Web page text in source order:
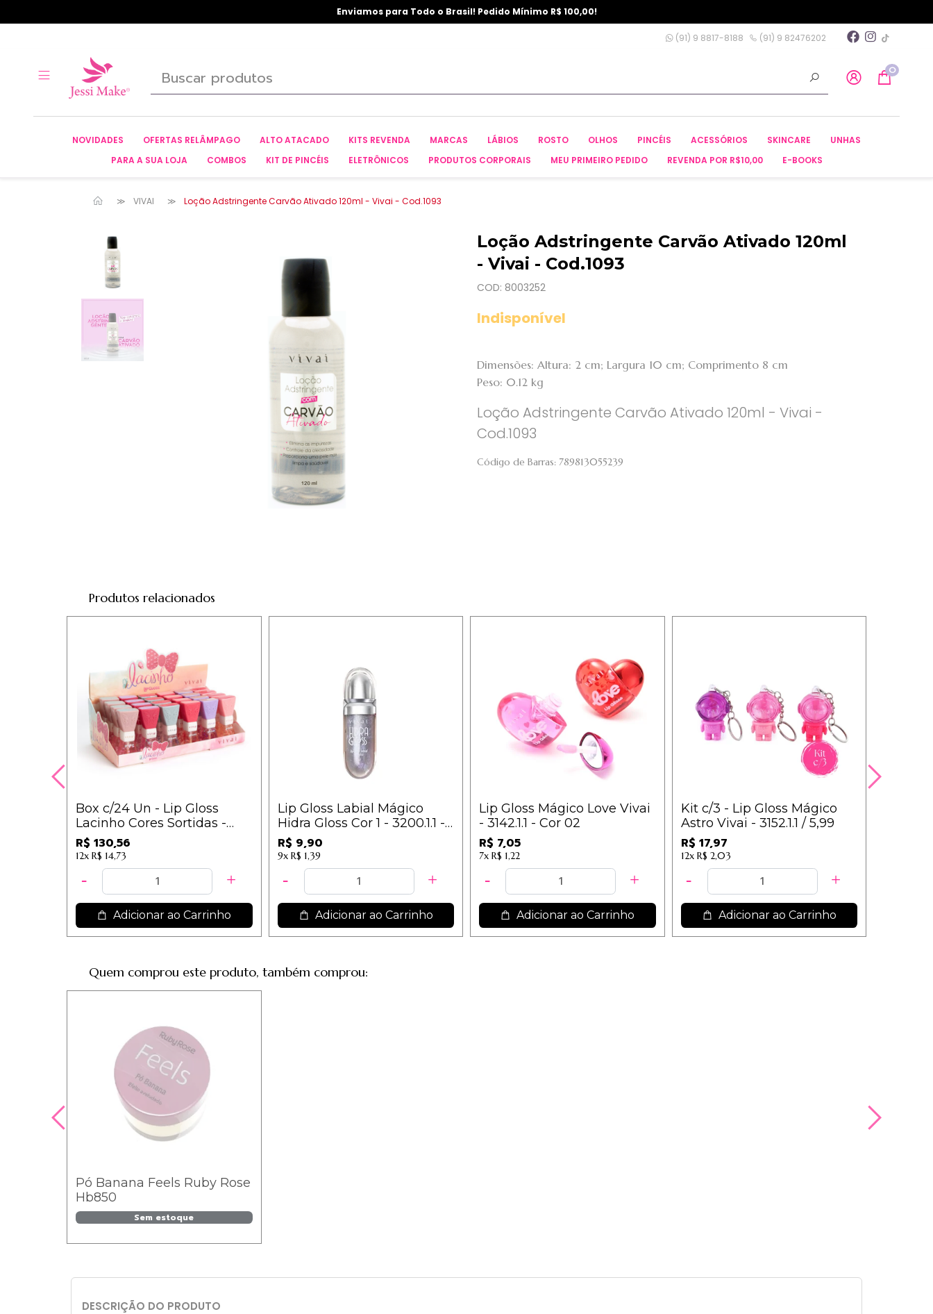
Enviamos para Todo o Brasil! Pedido Mínimo R$ 100,00!
(91) 9 8817-8188 (91) 9 82476202
0
NOVIDADES OFERTAS RELÂMPAGO ALTO ATACADO KITS REVENDA MARCAS LÁBIOS ROSTO OLHOS PINCÉIS ACESSÓRIOS SKINCARE
UNHAS
PARA A SUA LOJA
COMBOS KIT DE PINCÉIS ELETRÔNICOS PRODUTOS CORPORAIS MEU PRIMEIRO PEDIDO REVENDA POR R$10,00 E-BOOKS
VIVAI Loção Adstringente Carvão Ativado 120ml - Vivai - Cod.1093
Loção Adstringente Carvão Ativado 120ml
- Vivai - Cod.1093
COD: 8003252
Indisponível
Dimensões: Altura: 2 cm; Largura 10 cm; Comprimento 8 cm
Peso: 0.12 kg
Loção Adstringente Carvão Ativado 120ml - Vivai -
Cod.1093
Código de Barras: 789813055239
Produtos relacionados
Box c/24 Un - Lip Gloss
Lacinho Cores Sortidas -
3098.1.1 - Vivai / 5,43
R$ 130,56
12x R$ 14,73
Adicionar ao Carrinho
Lip Gloss Labial Mágico
Hidra Gloss Cor 1 - 3200.1.1 -
Vivai
R$ 9,90
9x R$ 1,39
Adicionar ao Carrinho
Lip Gloss Mágico Love Vivai
- 3142.1.1 - Cor 02
R$ 7,05
7x R$ 1,22
Adicionar ao Carrinho
Kit c/3 - Lip Gloss Mágico
Astro Vivai - 3152.1.1 / 5,99
R$ 17,97
12x R$ 2,03
Adicionar ao Carrinho
Quem comprou este produto, também comprou:
Pó Banana Feels Ruby Rose
Hb850
Sem estoque
DESCRIÇÃO DO PRODUTO